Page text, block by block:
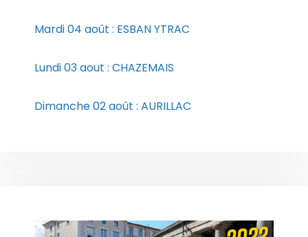
Mardi 04 août : ESBAN YTRAC
Lundi 03 aout : CHAZEMAIS
Dimanche 02 août : AURILLAC